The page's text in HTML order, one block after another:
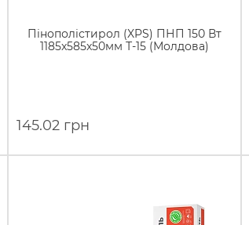
Пінополістирол (XPS) ПНП 150 Вт
1185x585x50мм Т-15 (Молдова)
145.02 грн